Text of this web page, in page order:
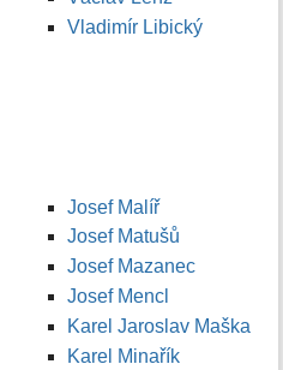
Vladimír Libický
Josef Malíř
Josef Matušů
Josef Mazanec
Josef Mencl
Karel Jaroslav Maška
Karel Minařík